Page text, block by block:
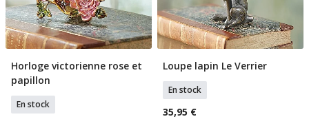
Ajouter Au Panier
Horloge victorienne rose et
papillon
En stock
Ajouter Au Panier
Loupe lapin Le Verrier
En stock
35,95 €